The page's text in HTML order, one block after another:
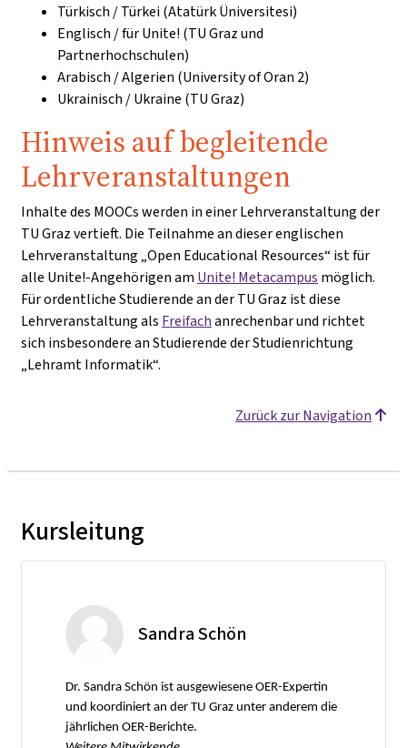
Türkisch / Türkei (Atatürk Üniversitesi)
Englisch / für Unite! (TU Graz und
Partnerhochschulen)
Arabisch / Algerien (University of Oran 2)
Ukrainisch / Ukraine (TU Graz)
Hinweis auf begleitende
Lehrveranstaltungen
Inhalte des MOOCs werden in einer Lehrveranstaltung der
TU Graz vertieft. Die Teilnahme an dieser englischen
Lehrveranstaltung „Open Educational Resources“ ist für
alle Unite!-Angehörigen am Unite! Metacampus möglich.
Für ordentliche Studierende an der TU Graz ist diese
Lehrveranstaltung als Freifachanrechenbar und richtet
sich insbesondere an Studierende der Studienrichtung
„Lehramt Informatik“.
Zurück zur Navigation
Kursleitung
Sandra Schön
Dr. Sandra Schön ist ausgewiesene OER-Expertin
und koordiniert an der TU Graz unter anderem die
jährlichen OER-Berichte.